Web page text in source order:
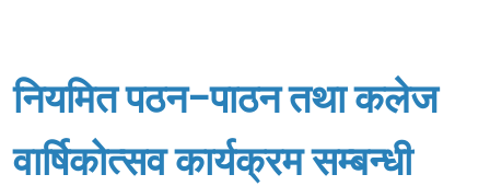
नियमित पठन–पाठन तथा कलेज
वार्षिकोत्सव कार्यक्रम सम्बन्धी